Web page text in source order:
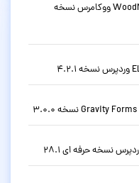
قالب فروشگاهی چندمنظوره وودمارت WoodMart ووکامرس نسخه